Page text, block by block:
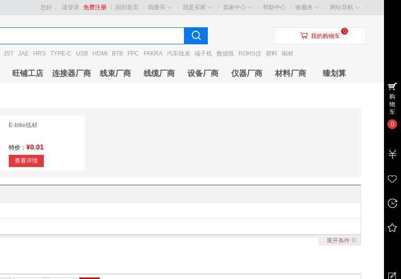
回到首页 我要买 我是买家 卖家中心 帮助中心 收藏夹 网站导航
您好， 请登录 免费注册
JST JAE HRS TYPE-C USB HDMI BTB FPC FAKRA 汽车线束 端子机 数据线 ROHS仪 塑料 铜材
󰃦 我的购物车
0
旺铺工店 连接器厂商 线束厂商 线缆厂商 设备厂商 仪器厂商 材料厂商 臻划算
E-bike线材
特价： ¥0.01
查看详情
展开条件
购
物
车
0